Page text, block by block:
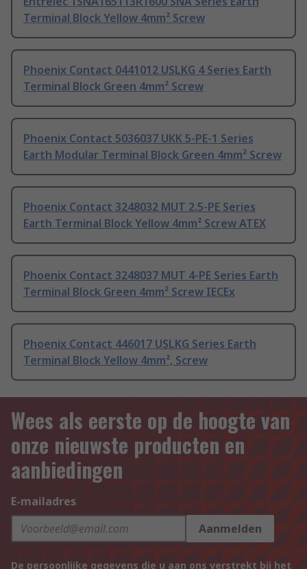
Terminal Block Yellow 4mm² Screw
Phoenix Contact 0441012 USLKG 4 Series Earth
Terminal Block Green 4mm² Screw
Phoenix Contact 5036037 UKK 5-PE-1 Series
Earth Modular Terminal Block Green 4mm² Screw
Phoenix Contact 3248032 MUT 2.5-PE Series
Earth Terminal Block Yellow 4mm² Screw ATEX
Phoenix Contact 3248037 MUT 4-PE Series Earth
Terminal Block Green 4mm² Screw IECEx
Phoenix Contact 446017 USLKG Series Earth
Terminal Block Yellow 4mm², Screw
Wees als eerste op de hoogte van
onze nieuwste producten en
aanbiedingen
E-mailadres
Aanmelden
De persoonlijke gegevens die u aan ons verstrekt bij het